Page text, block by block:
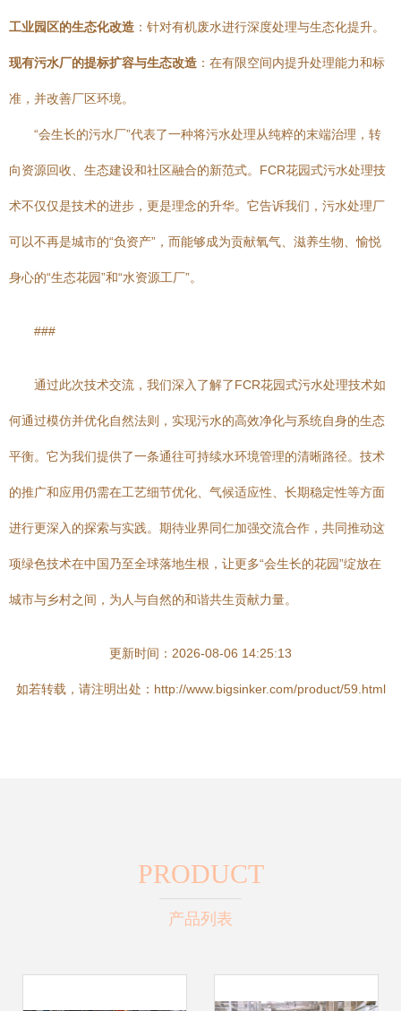
工业园区的生态化改造 ：针对有机废水进行深度处理与生态化提升。
现有污水厂的提标扩容与生态改造 ：在有限空间内提升处理能力和标
准，并改善厂区环境。
“会生长的污水厂”代表了一种将污水处理从纯粹的末端治理，转
向资源回收、生态建设和社区融合的新范式。FCR花园式污水处理技
术不仅仅是技术的进步，更是理念的升华。它告诉我们，污水处理厂
可以不再是城市的“负资产”，而能够成为贡献氧气、滋养生物、愉悦
身心的“生态花园”和“水资源工厂”。
###
通过此次技术交流，我们深入了解了FCR花园式污水处理技术如
何通过模仿并优化自然法则，实现污水的高效净化与系统自身的生态
平衡。它为我们提供了一条通往可持续水环境管理的清晰路径。技术
的推广和应用仍需在工艺细节优化、气候适应性、长期稳定性等方面
进行更深入的探索与实践。期待业界同仁加强交流合作，共同推动这
项绿色技术在中国乃至全球落地生根，让更多“会生长的花园”绽放在
城市与乡村之间，为人与自然的和谐共生贡献力量。
更新时间：2026-08-06 14:25:13
如若转载，请注明出处：http://www.bigsinker.com/product/59.html
PRODUCT
产品列表